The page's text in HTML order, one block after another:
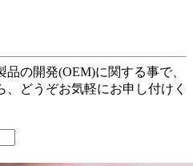
の開発(OEM)に関する事で、
どうぞお気軽にお申し付けく